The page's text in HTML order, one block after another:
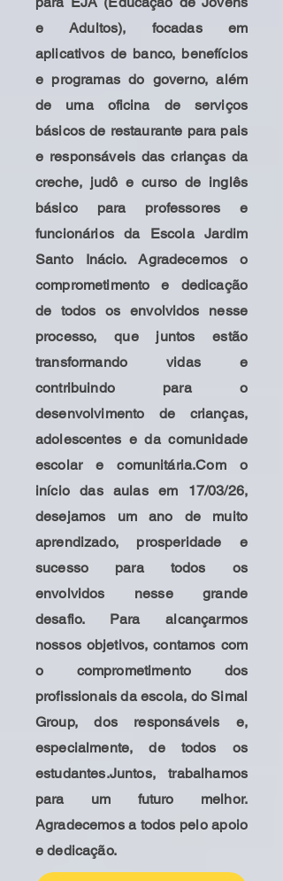
e Adultos), focadas em
aplicativos de banco, benefícios
e programas do governo, além
de uma oficina de serviços
básicos de restaurante para pais
e responsáveis das crianças da
creche, judô e curso de inglês
básico para professores e
funcionários da Escola Jardim
Santo Inácio. Agradecemos o
comprometimento e dedicação
de todos os envolvidos nesse
processo, que juntos estão
transformando vidas e
contribuindo para o
desenvolvimento de crianças,
adolescentes e da comunidade
escolar e comunitária.Com o
início das aulas em 17/03/26,
desejamos um ano de muito
aprendizado, prosperidade e
sucesso para todos os
envolvidos nesse grande
desafio. Para alcançarmos
nossos objetivos, contamos com
o comprometimento dos
profissionais da escola, do Simal
Group, dos responsáveis e,
especialmente, de todos os
estudantes.Juntos, trabalhamos
para um futuro melhor.
Agradecemos a todos pelo apoio
e dedicação.